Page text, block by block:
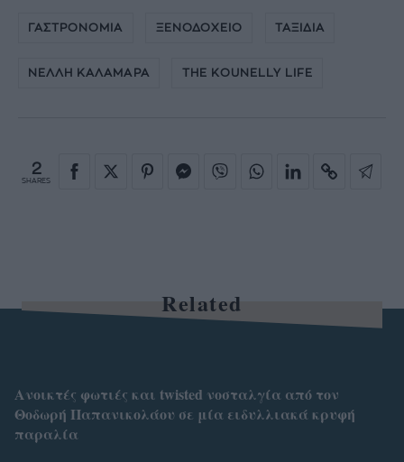
ΓΑΣΤΡΟΝΟΜΙΑ ΞΕΝΟΔΟΧΕΙΟ ΤΑΞΙΔΙΑ
ΝΕΛΛΗ ΚΑΛΑΜΑΡΑ THE KOUNELLY LIFE
2
SHARES
Related
Ανοικτές φωτιές και twisted νοσταλγία από τον
Θοδωρή Παπανικολάου σε μία ειδυλλιακά κρυφή
παραλία